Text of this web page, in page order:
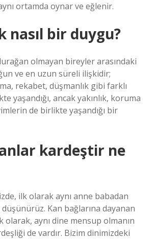
ortamda oynar ve eğlenir.
nasıl bir duygu?
olmayan bireyler arasındaki
ve en uzun süreli ilişkidir;
rekabet, düşmanlık gibi farklı
yaşandığı, ancak yakınlık, koruma
de birlikte yaşandığı bir
kardeştir ne
ilk olarak aynı anne babadan
Kan bağlarına dayanan
olarak, aynı dine mensup olmanın
de vardır. Bizim dinimizdeki